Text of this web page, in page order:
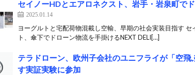
セイノーHDとエアロネクスト、岩手・岩泉町で
2025.01.14
ヨーグルトと宅配荷物混載し空輸、早期の社会実装目指す
ト、傘下でドローン物流を手掛けるNEXT DELI[…]
テラドローン、欧州子会社のユニフライが「空
す実証実験に参加